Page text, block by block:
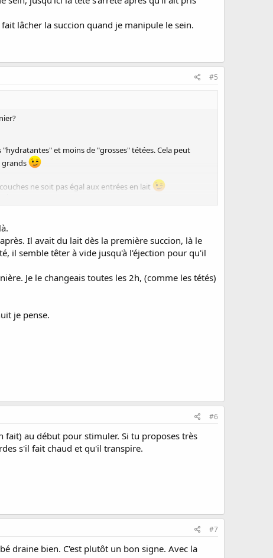
lâcher la succion quand je manipule le sein.
#5
et moins de "grosses" tétées. Cela peut
grands
ne soit pas égal aux entrées en lait
Il avait du lait dès la première succion, là le
il semble têter à vide jusqu'à l'éjection pour qu'il
Je le changeais toutes les 2h, (comme les tétés)
je pense.
#6
fait) au début pour stimuler. Si tu proposes très
s'il fait chaud et qu'il transpire.
#7
draine bien. C'est plutôt un bon signe. Avec la